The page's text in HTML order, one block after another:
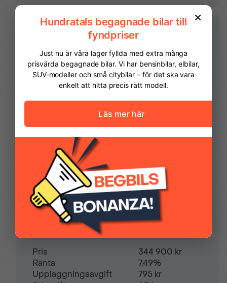
ISOFIX Kollisionsvarning fram
LED DRL (Varselljus)
LED Signalljus + ljusramp
LED strålkastare
Mittkonsol med armstöd Mugghållare fram
Mörktonade rutor bak
fram & bak
Regnsensor Regenrativ bromsning
krockgardiner
Vi hjälper dig att ordna finansiering av din
bil. Här kan du räkna ut din månadskostnad
och även göra en ansökan online.
Kontantinsats 86 225,00 kr
Avbetalningstid60månader
Restvärde0%
Pris
344 900 kr
Ränta
7,49%
Uppläggningsavgift
795 kr